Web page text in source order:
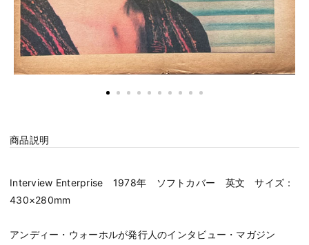
商品説明
Interview Enterprise 1978年 ソフトカバー 英文 サイズ：
430×280mm
アンディー・ウォーホルが発行人のインタビュー・マガジン